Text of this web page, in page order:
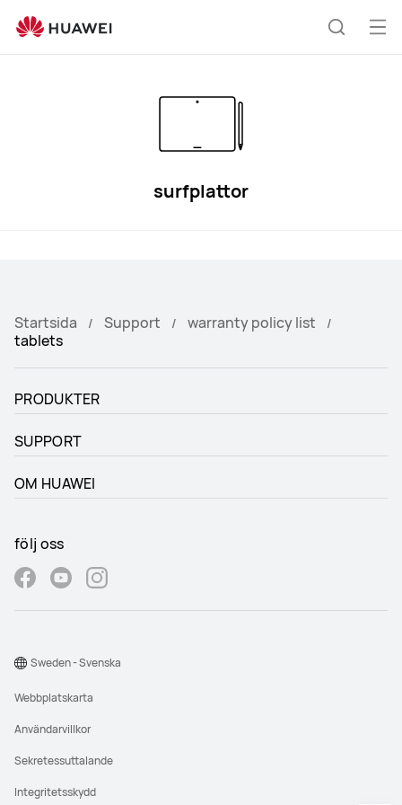
surfplattor
Startsida Support
warranty policy list
tablets
PRODUKTER
SUPPORT
OM HUAWEI
följ oss
Webbplatskarta
Användarvillkor
Sekretessuttalande
Integritetsskydd
Sweden - Svenska